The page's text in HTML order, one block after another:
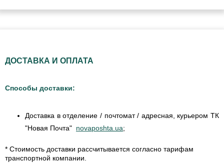
ДОСТАВКА И ОПЛАТА
Способы доставки:
Доставка в отделение / почтомат / адресная, курьером ТК
"Новая Почта" novaposhta.ua;
* Стоимость доставки рассчитывается согласно тарифам
транспортной компании.